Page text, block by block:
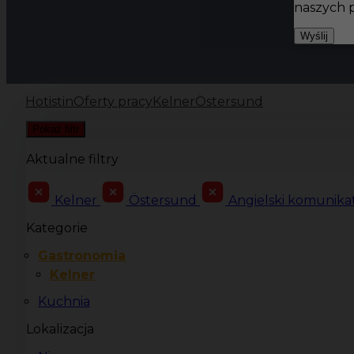
HotistinOferty pracy KelnerÖstersund
Pokaż filtr
Aktualne filtry
Kelner Östersund
Angielski
Kategorie
Gastronomia
Kelner
Kuchnia
Lokalizacja
naszych
Wyślij